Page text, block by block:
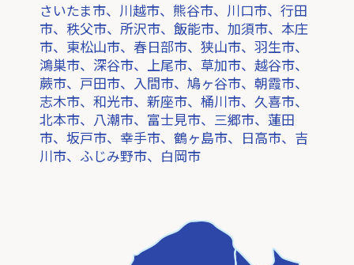
さいたま市、川越市、熊谷市、川口市、行田
市、秩父市、所沢市、飯能市、加須市、本庄
市、東松山市、春日部市、狭山市、羽生市、
鴻巣市、深谷市、上尾市、草加市、越谷市、
蕨市、戸田市、入間市、鳩ヶ谷市、朝霞市、
志木市、和光市、新座市、桶川市、久喜市、
北本市、八潮市、富士見市、三郷市、蓮田
市、坂戸市、幸手市、鶴ヶ島市、日高市、吉
川市、ふじみ野市、白岡市